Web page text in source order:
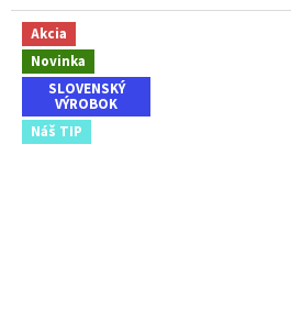
Akcia
Novinka
SLOVENSKÝ
VÝROBOK
Náš TIP